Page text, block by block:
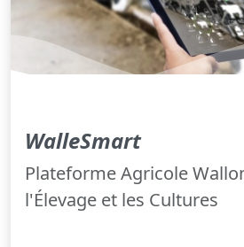
WalleSmart
Plateforme Agricole
l'Élevage et les Cultures